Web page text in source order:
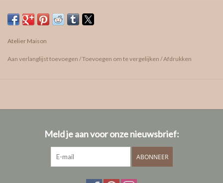
vragen? We helpen je graag!
afspraak maken
care guide
Atelier Maison
Aan verlanglijst toevoegen /Toevoegen om te vergelijken /Afdrukken
Meld je aan voor onze nieuwsbrief:
ABONNEER